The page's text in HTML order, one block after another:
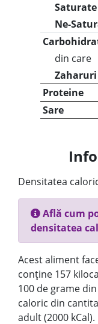
Saturate
Ne-
din care
Zaharuri
Proteine
Sare
Densitatea
Află cum
densitatea
Acest aliment
conține 157
100 de grame
caloric din
adult (2000 kCal).